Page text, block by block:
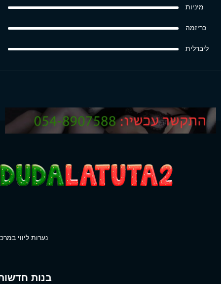
מיניות
כריזמה
ליברלית
נערות ליווי
בנות